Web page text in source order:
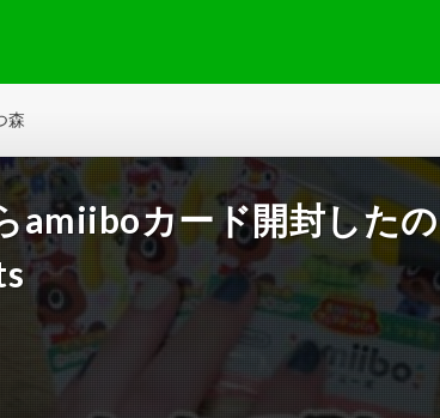
森
amiiboカード開封したの